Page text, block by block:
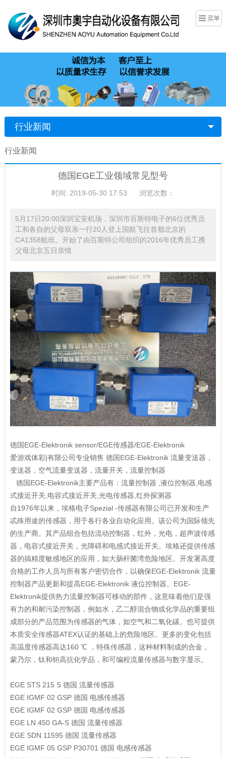
行业新闻
行业新闻
德国EGE工业领域常见型号
时间: 2019-05-30 17:53 浏览次数：
5月17日20:00深圳宝安机场，深圳市百斯特电子的6位优秀员
工和各自的父母双亲一行20人登上国航飞往首都北京的
CA1358航班。开始了由百斯特公司组织的2016年优秀员工携
父母北京五日亲情
德国EGE-Elektronik sensor/EGE传感器/EGE-Elektronik
爱游戏体彩|有限公司专业销售 德国EGE-Elektronik 流量变送器，
变送器，空气流量变送器，流量开关，流量控制器
德国EGE-Elektronik主要产品有：流量控制器 ,液位控制器,电感
式接近开关,电容式接近开关,光电传感器,红外探测器
自1976年以来，埃格电子Spezial -传感器有限公司已开发和生产
忒殊用途的传感器，用于各行各业自动化应用。该公司为国际领先
的生产商。其产品组合包括流动控制器，红外，光电，超声波传感
器，电容式接近开关，光障碍和电感式接近开关。埃格还提供传感
器的搞精度敏感地区的应用，如大肠杆菌湾危险地区。开发署高度
合格的工作人员与所有客户密切合作，以确保EGE-Elektronik 流量
控制器产品更新和提高EGE-Elektronik 液位控制器。EGE-
Elektronik提供热力流量控制器可移动的部件，这意味着他们是强
有力的和耐污染控制器，例如水，乙二醇混合物或化学品的重要组
成部分的产品范围为传感器的气体，如空气和二氧化碳。也可提供
本质安全传感器ATEX认证的基础上的危险地区。更多的变化包括
高温度传感器高达160 ℃ ，特殊传感器，这种材料制成的合金，
蒙乃尔，钛和钽高抗化学品，和可编程流量传感器与数字显示。
EGE STS 215 S 德国 流量传感器
EGE IGMF 02 GSP 德国 电感传感器
EGE IGMF 02 GSP 德国 电感传感器
EGE LN 450 GA-S 德国 流量传感器
EGE SDN 11595 德国 流量传感器
EGE IGMF 05 GSP P30701 德国 电感传感器